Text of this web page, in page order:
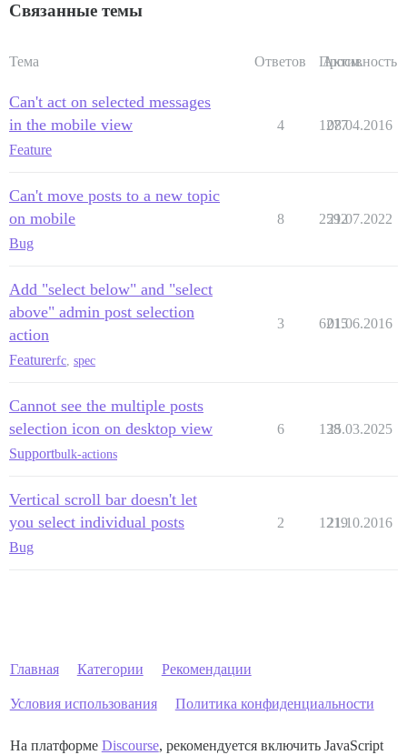
Связанные темы
Тема Ответов Просм.
Активность
Can't act on selected messages
in the mobile view
Feature
4 1277
08.04.2016
Can't move posts to a new topic
on mobile
Bug
8 2592
21.07.2022
Add "select below" and "select
above" admin post selection
action
Featurerfc spec
3 6215
01.06.2016
Cannot see the multiple posts
selection icon on desktop view
Supportbulk-actions
6 138
25.03.2025
Vertical scroll bar doesn't let
you select individual posts
Bug
2 1219
21.10.2016
Главная Категории Рекомендации
Условия использования Политика конфиденциальности
На платформе Discourse, рекомендуется включить JavaScript